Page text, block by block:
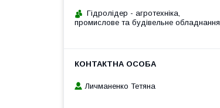
Гідролідер - агротехніка,
промислове та будівельне обладнання
Личманенко Тетяна